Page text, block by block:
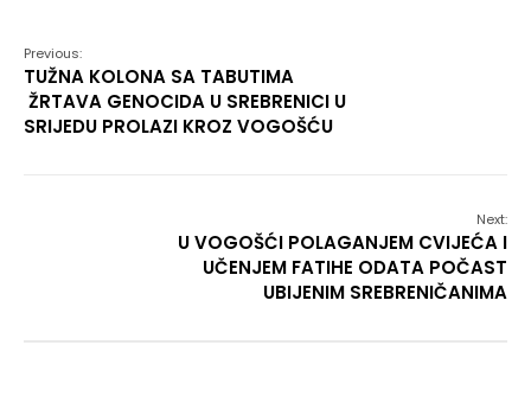
Previous:
TUŽNA KOLONA SA TABUTIMA
ŽRTAVA GENOCIDA U SREBRENICI U
SRIJEDU PROLAZI KROZ VOGOŠĆU
Next:
U VOGOŠĆI POLAGANJEM CVIJEĆA I
UČENJEM FATIHE ODATA POČAST
UBIJENIM SREBRENIČANIMA